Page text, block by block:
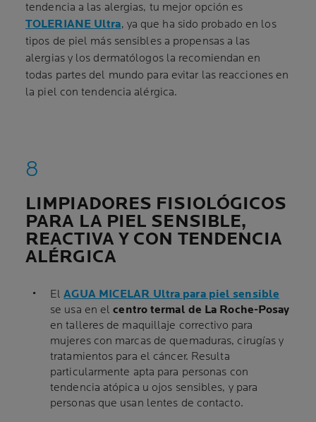
tendencia a las alergias, tu mejor opción es
TOLERIANE Ultra, ya que ha sido probado en los
tipos de piel más sensibles a propensas a las
alergias y los dermatólogos la recomiendan en
todas partes del mundo para evitar las reacciones en
la piel con tendencia alérgica.
LIMPIADORES FISIOLÓGICOS
PARA LA PIEL SENSIBLE,
REACTIVA Y CON TENDENCIA
ALÉRGICA
ElAGUA MICELAR Ultra para piel sensible
se usa en elcentro termal de La Roche-Posay
en talleres de maquillaje correctivo para
mujeres con marcas de quemaduras, cirugías y
tratamientos para el cáncer. Resulta
particularmente apta para personas con
tendencia atópica u ojos sensibles, y para
personas que usan lentes de contacto.